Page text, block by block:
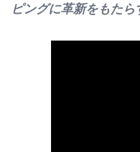
ピングに革新をもたら